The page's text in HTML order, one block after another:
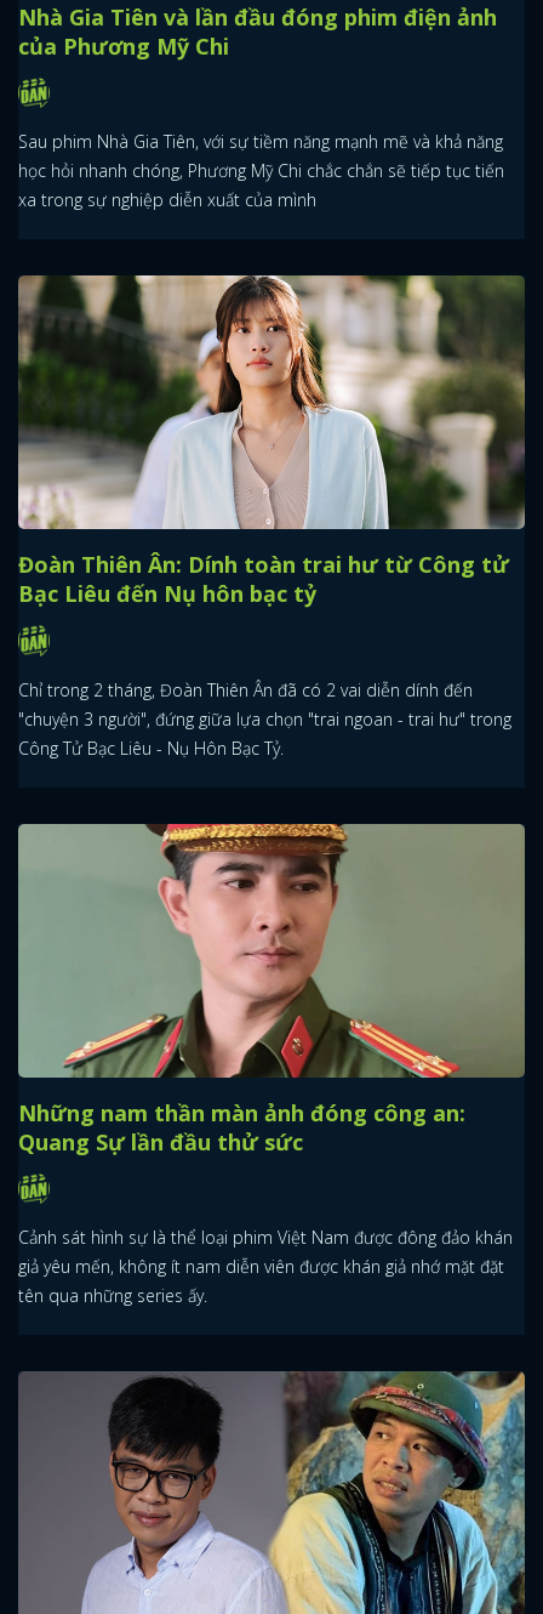
Nhà Gia Tiên và lần đầu đóng phim điện ảnh
của Phương Mỹ Chi
Sau phim Nhà Gia Tiên, với sự tiềm năng mạnh mẽ và khả năng
học hỏi nhanh chóng, Phương Mỹ Chi chắc chắn sẽ tiếp tục tiến
xa trong sự nghiệp diễn xuất của mình
Đoàn Thiên Ân: Dính toàn trai hư từ Công tử
Bạc Liêu đến Nụ hôn bạc tỷ
Chỉ trong 2 tháng, Đoàn Thiên Ân đã có 2 vai diễn dính đến
"chuyện 3 người", đứng giữa lựa chọn "trai ngoan - trai hư" trong
Công Tử Bạc Liêu - Nụ Hôn Bạc Tỷ.
Những nam thần màn ảnh đóng công an:
Quang Sự lần đầu thử sức
Cảnh sát hình sự là thể loại phim Việt Nam được đông đảo khán
giả yêu mến, không ít nam diễn viên được khán giả nhớ mặt đặt
tên qua những series ấy.